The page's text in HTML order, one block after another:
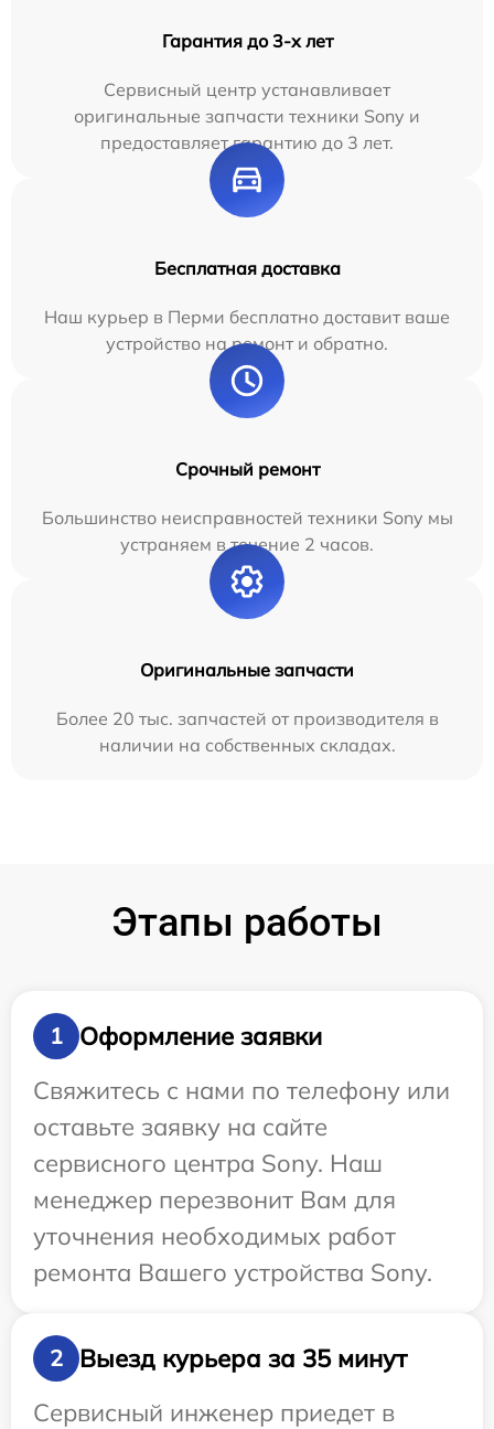
Гарантия до 3-х лет
Сервисный центр устанавливает
оригинальные запчасти техники Sony и
предоставляет гарантию до 3 лет.
Бесплатная доставка
Наш курьер в Перми бесплатно доставит ваше
устройство на ремонт и обратно.
Срочный ремонт
Большинство неисправностей техники Sony мы
устраняем в течение 2 часов.
Оригинальные запчасти
Более 20 тыс. запчастей от производителя в
наличии на собственных складах.
Этапы работы
1
Оформление заявки
Свяжитесь с нами по телефону или
оставьте заявку на сайте
сервисного центра Sony. Наш
менеджер перезвонит Вам для
уточнения необходимых работ
ремонта Вашего устройства Sony.
2
Выезд курьера за 35 минут
Сервисный инженер приедет в